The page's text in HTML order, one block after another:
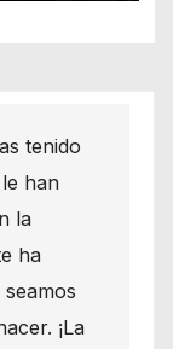
tenido
han
la
ha
¡La